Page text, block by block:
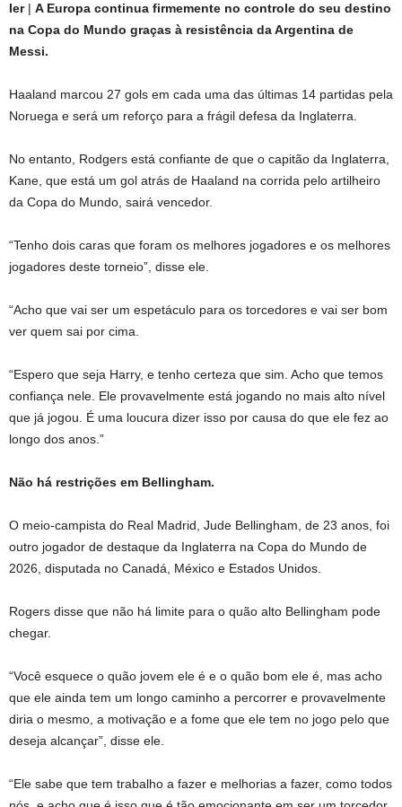
ler| A Europa continua firmemente no controle do seu destino
na Copa do Mundo graças à resistência da Argentina de
Messi.
Haaland marcou 27 gols em cada uma das últimas 14 partidas pela
Noruega e será um reforço para a frágil defesa da Inglaterra.
No entanto, Rodgers está confiante de que o capitão da Inglaterra,
Kane, que está um gol atrás de Haaland na corrida pelo artilheiro
da Copa do Mundo, sairá vencedor.
“Tenho dois caras que foram os melhores jogadores e os melhores
jogadores deste torneio”, disse ele.
“Acho que vai ser um espetáculo para os torcedores e vai ser bom
ver quem sai por cima.
“Espero que seja Harry, e tenho certeza que sim. Acho que temos
confiança nele. Ele provavelmente está jogando no mais alto nível
que já jogou. É uma loucura dizer isso por causa do que ele fez ao
longo dos anos.”
Não há restrições em Bellingham.
O meio-campista do Real Madrid, Jude Bellingham, de 23 anos, foi
outro jogador de destaque da Inglaterra na Copa do Mundo de
2026, disputada no Canadá, México e Estados Unidos.
Rogers disse que não há limite para o quão alto Bellingham pode
chegar.
“Você esquece o quão jovem ele é e o quão bom ele é, mas acho
que ele ainda tem um longo caminho a percorrer e provavelmente
diria o mesmo, a motivação e a fome que ele tem no jogo pelo que
deseja alcançar”, disse ele.
“Ele sabe que tem trabalho a fazer e melhorias a fazer, como todos